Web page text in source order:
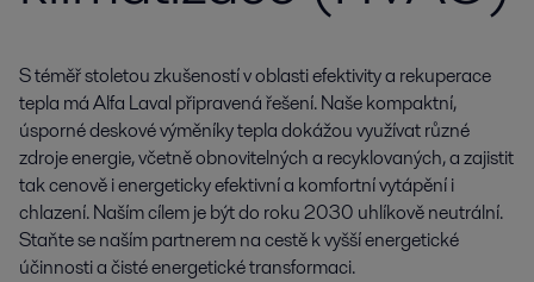
S téměř stoletou zkušeností v oblasti efektivity a rekuperace
tepla má Alfa Laval připravená řešení. Naše kompaktní,
úsporné deskové výměníky tepla dokážou využívat různé
zdroje energie, včetně obnovitelných a recyklovaných, a zajistit
tak cenově i energeticky efektivní a komfortní vytápění i
chlazení. Naším cílem je být do roku 2030 uhlíkově neutrální.
Staňte se naším partnerem na cestě k vyšší energetické
účinnosti a čisté energetické transformaci.